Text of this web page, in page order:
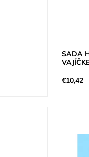
SADA
€10,42